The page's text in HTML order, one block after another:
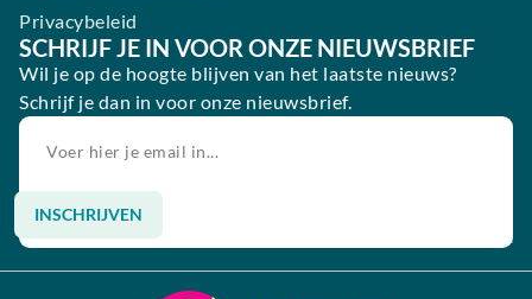
Privacybeleid
SCHRIJF JE IN VOOR ONZE NIEUWSBRIEF
Wil je op de hoogte blijven van het laatste nieuws?
Schrijf je dan in voor onze nieuwsbrief.
INSCHRIJVEN
Alternative: